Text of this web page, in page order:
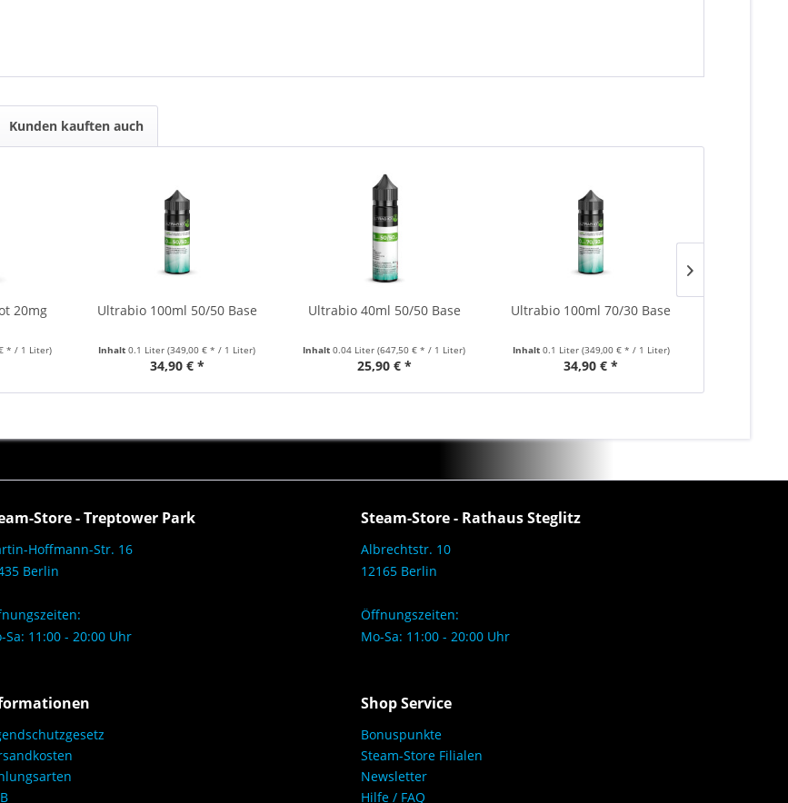
Kunden kauften auch
20mg
* / 1 Liter)
Ultrabio 100ml 50/50 Base
Inhalt0.1 Liter(349,00 € * / 1 Liter)
34,90 € *
Ultrabio 40ml 50/50 Base
Inhalt0.04 Liter(647,50 € * / 1 Liter)
25,90 € *
Ultrabio 100ml 70/30 Base
Inhalt 0.1 Liter (349,00 € * / 1 Liter)
34,90 € *
Store - Treptower Park
Hoffmann-Str. 16
Berlin
Sa: 11:00 - 20:00 Uhr
Steam-Store - Rathaus Steglitz
Albrechtstr. 10
12165 Berlin
Öffnungszeiten:
Mo-Sa: 11:00 - 20:00 Uhr
Shop Service
Bonuspunkte
Steam-Store Filialen
Newsletter
Hilfe / FAQ